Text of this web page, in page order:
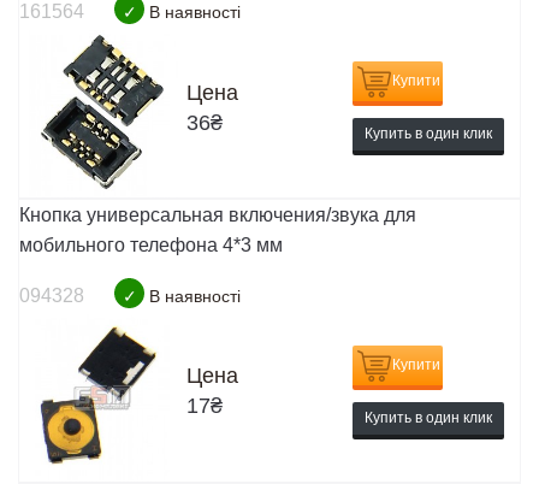
161564 ✓ В наявності
Цена
36₴
Купити
Купить в один клик
Кнопка универсальная включения/звука для
мобильного телефона 4*3 мм
094328 ✓ В наявності
Цена
17₴
Купити
Купить в один клик